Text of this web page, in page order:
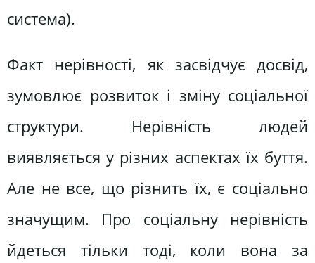
система).
Факт нерівності, як засвідчує досвід,
зумовлює розвиток і зміну соціальної
структури. Нерівність людей
виявляється у різних аспектах їх буття.
Але не все, що різнить їх, є соціально
значущим. Про соціальну нерівність
йдеться тільки тоді, коли вона за